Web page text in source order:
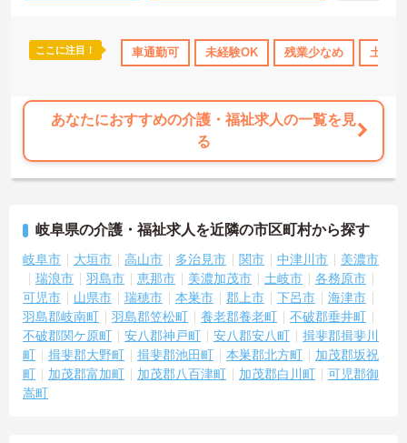
ここに注目！ 車通勤可 未経験OK 残業少なめ 土日
あなたにおすすめの介護・福祉求人の一覧を見
る
岐阜県の介護・福祉求人を近隣の市区町村から探す
岐阜市 大垣市 高山市 多治見市 関市 中津川市
美濃市
瑞浪市
羽島市 恵那市 美濃加茂市 土岐市
各務原市
可児市
山県市 瑞穂市 本巣市 郡上市 下呂市
海津市
羽島郡岐南町
羽島郡笠松町 養老郡養老町
不破郡垂井町
不破郡関ケ原町
安八郡神戸町 安八郡安八町
揖斐郡揖斐川
町
揖斐郡大野町 揖斐郡池田町 本巣郡北方町
加茂郡坂祝
町
加茂郡富加町 加茂郡八百津町 加茂郡白川町
可児郡御
嵩町